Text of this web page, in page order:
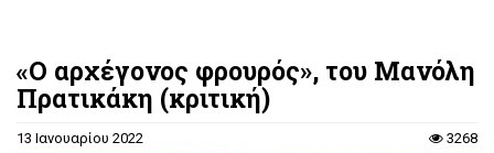
«Ο αρχέγονος φρουρός», του Μανόλη
Πρατικάκη (κριτική)
13 Ιανουαρίου 2022 3268